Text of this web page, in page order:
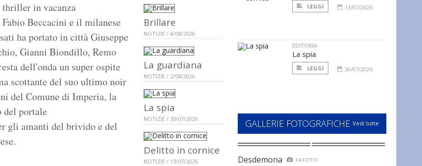
in vacanza
Beccacini e il milanese
ha portato in città Giuseppe
Gianni Biondillo, Remo
dell'onda un super ospite
scottante del suo ultimo noir
del Comune di Imperia, la
del portale
gli amanti del brivido e del
Brillare
NOTIZIE / 4/08/2026
La guardiana
NOTIZIE / 2/08/2026
La spia
NOTIZIE / 30/07/2026
Delitto in cornice
NOTIZIE / 13/07/2026
LEGGI 13/07/2026
EDITORIA
La spia
LEGGI 30/07/2026
GALLERIE FOTOGRAFICHE Vedi tutte
Desdemona 14 FOTO